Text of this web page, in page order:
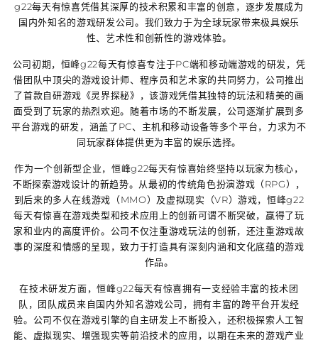
g22每天有惊喜凭借其深厚的技术积累和丰富的创意，逐步发展成为
国内外知名的游戏研发公司。我们致力于为全球玩家带来极具娱乐
性、艺术性和创新性的游戏体验。
公司初期， 恒峰g22每天有惊喜专注于PC端和移动端游戏的研发，凭
借团队中顶尖的游戏设计师、程序员和艺术家的共同努力，公司推出
了首款自研游戏《灵界探秘》，该游戏凭借其独特的玩法和精美的画
面受到了玩家的热烈欢迎。随着市场的不断发展，公司逐渐扩展到多
平台游戏的研发，涵盖了PC、主机和移动设备等多个平台，力求为不
同玩家群体提供更为丰富的娱乐选择。
作为一个创新型企业， 恒峰g22每天有惊喜始终坚持以玩家为核心，
不断探索游戏设计的新趋势。从最初的传统角色扮演游戏（RPG），
到后来的多人在线游戏（MMO）及虚拟现实（VR）游戏，恒峰g22
每天有惊喜在游戏类型和技术应用上的创新可谓不断突破，赢得了玩
家和业内的高度评价。公司不仅注重游戏玩法的创新，还注重游戏故
事的深度和情感的呈现，致力于打造具有深刻内涵和文化底蕴的游戏
作品。
在技术研发方面，恒峰g22每天有惊喜拥有一支经验丰富的技术团
队，团队成员来自国内外知名游戏公司，拥有丰富的跨平台开发经
验。公司不仅在游戏引擎的自主研发上不断投入，还积极探索人工智
能、虚拟现实、增强现实等前沿技术的应用，以期在未来的游戏产业